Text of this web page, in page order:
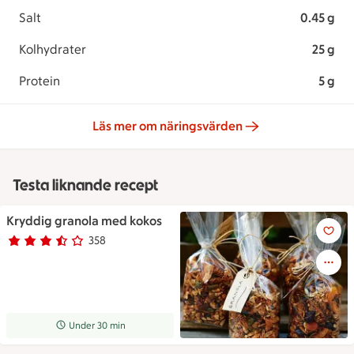
Salt 0.45 g
Kolhydrater 25 g
Protein 5 g
Läs mer om näringsvärden
Testa liknande recept
Kryddig granola med kokos
Betyg 3.4 av 5. 358
358 personer har röstat
Receptet tar Under 30 min att tillaga
Under 30 min
Kryddig granola med kokos